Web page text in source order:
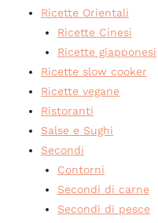
Ricette Orientali
Ricette Cinesi
Ricette giapponesi
Ricette slow cooker
Ricette vegane
Ristoranti
Salse e Sughi
Secondi
Contorni
Secondi di carne
Secondi di pesce